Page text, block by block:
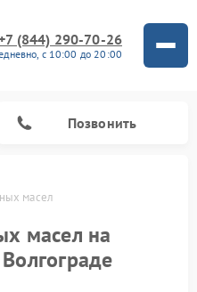
(844) 290-70-26
с 10:00 до 20:00
Позвонить
масел
масел на